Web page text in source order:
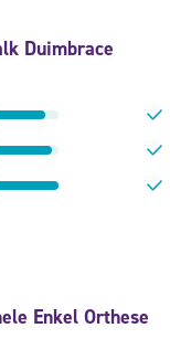
Duimbrace
Enkel Orthese